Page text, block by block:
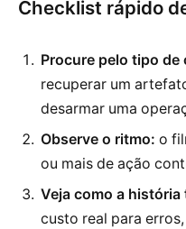
Checklist rápido
Procure pelo tipo de
recuperar um
desarmar uma
Observe o ritmo: o
ou mais de ação
Veja como a
custo real para